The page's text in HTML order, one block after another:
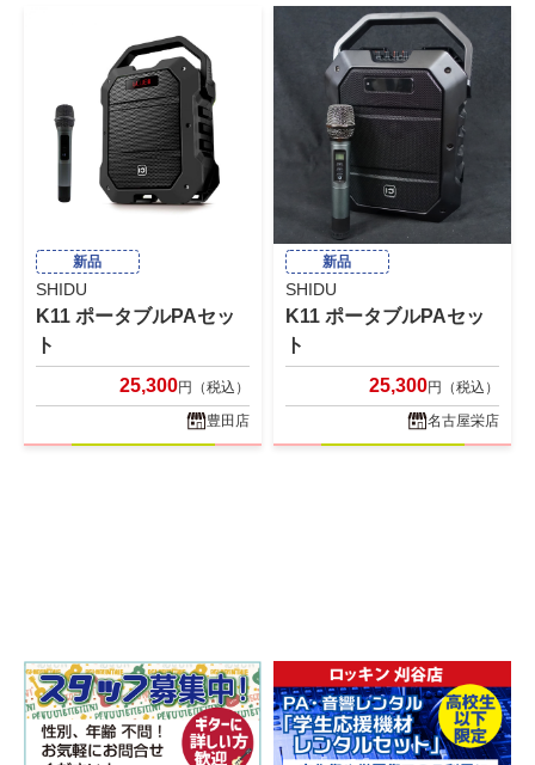
新品
SHIDU
K11 ポータブルPAセッ
ト
25,300円（税込）
豊田店
新品
SHIDU
K11 ポータブルPAセッ
ト
25,300円（税込）
名古屋栄店